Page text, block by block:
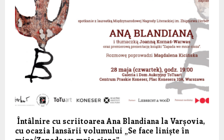
Întâlnire cu scriitoarea Ana Blandiana la Varșovia,
cu ocazia lansării volumului „Se face liniște în